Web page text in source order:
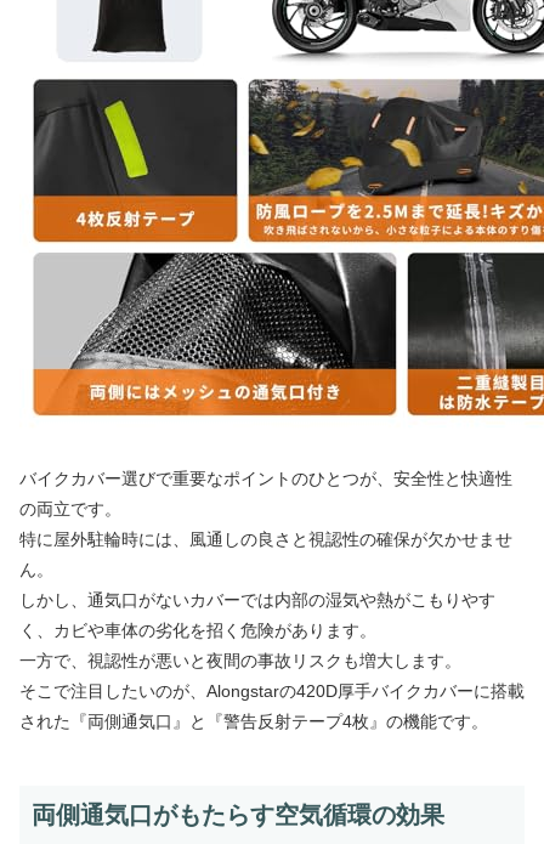
バイクカバー選びで重要なポイントのひとつが、安全性と快適性
の両立です。
特に屋外駐輪時には、風通しの良さと視認性の確保が欠かせませ
ん。
しかし、通気口がないカバーでは内部の湿気や熱がこもりやす
く、カビや車体の劣化を招く危険があります。
一方で、視認性が悪いと夜間の事故リスクも増大します。
そこで注目したいのが、Alongstarの420D厚手バイクカバーに搭載
された『両側通気口』と『警告反射テープ4枚』の機能です。
両側通気口がもたらす空気循環の効果